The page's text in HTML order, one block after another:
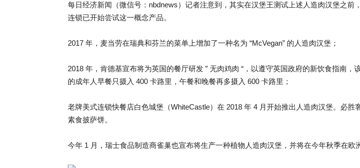
每日经济新闻（微信号：nbdnews）记者注意到，其实在汉堡王测试上述人造肉汉堡之前
连锁已开始尝试这一概念产品。
2017 年，麦当劳在瑞典和芬兰的菜单上增加了一种名为 “McVegan” 的人造肉汉堡；
2018 年，肯德基宣布将为英国的餐厅研发 ” 无肉鸡肉 “，以遵守英国政府的新饮食指南，
的成年人早餐只摄入 400 卡路里，午餐和晚餐再多摄入 600 卡路里；
老牌美式连锁快餐店白色城堡（WhiteCastle）在 2018 年 4 月开始推出人造肉汉堡。必胜
素食披萨饼。
今年 1 月，瑞士食品制造商雀巢也宣布将生产一种植物人造肉汉堡，并将在今年秋季在欧